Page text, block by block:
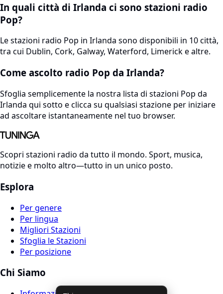
In quali città di Irlanda ci sono stazioni radio
Pop?
Le stazioni radio Pop in Irlanda sono disponibili in 10 città,
tra cui Dublin, Cork, Galway, Waterford, Limerick e altre.
Come ascolto radio Pop da Irlanda?
Sfoglia semplicemente la nostra lista di stazioni Pop da
Irlanda qui sotto e clicca su qualsiasi stazione per iniziare
ad ascoltare istantaneamente nel tuo browser.
Scopri stazioni radio da tutto il mondo. Sport, musica,
notizie e molto altro—tutto in un unico posto.
Esplora
Per genere
Per lingua
Migliori Stazioni
Sfoglia le Stazioni
Per posizione
Chi Siamo